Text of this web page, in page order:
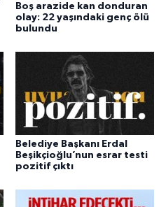
Boş arazide kan donduran
olay: 22 yaşındaki genç ölü
bulundu
Belediye Başkanı Erdal
Beşikçioğlu’nun esrar testi
pozitif çıktı